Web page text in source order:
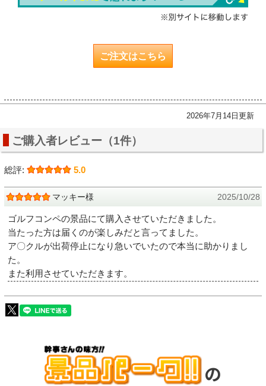
ご注文はこちら
2026年7月14日更新
ご購入者レビュー（1件）
総評: 5.0
マッキー様 2025/10/28
ゴルフコンペの景品にて購入させていただきました。
当たった方は届くのが楽しみだと言ってました。
ア〇クルが出荷停止になり急いでいたので本当に助かりまし
た。
また利用させていただきます。
の